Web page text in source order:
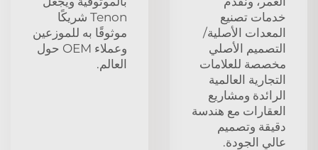
خدمات تصنيع
المعدات الأصلية/
التصميم الأصلي
مخصصة للعلامات
التجارية العالمية
الرائدة ومشاريع
العقارات مع هندسة
دقيقة وتصميم
عالي الجودة.
Tenon شريكًا
موثوقًا به للموزعين
وعملاء OEM حول
العالم.